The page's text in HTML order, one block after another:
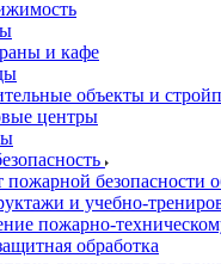
и кафе
объекты и
центры
пожарной безопасности
и учебно-
пожарно-
обработка